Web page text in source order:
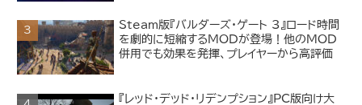
Steam版『バルダーズ・ゲート 3』ロード時間
を劇的に短縮するMODが登場！他のMOD
併用でも効果を発揮、プレイヤーから高評価
『レッド・デッド・リデンプション』PC版向け大